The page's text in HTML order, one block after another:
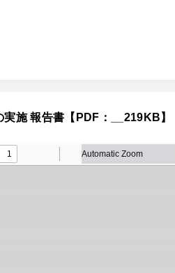
施 報告書【PDF：__219KB】